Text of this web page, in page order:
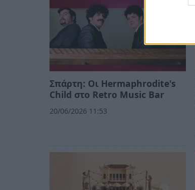
Σπάρτη: Οι Hermaphrodite's
Child στο Retro Music Bar
20/06/2026 11:53